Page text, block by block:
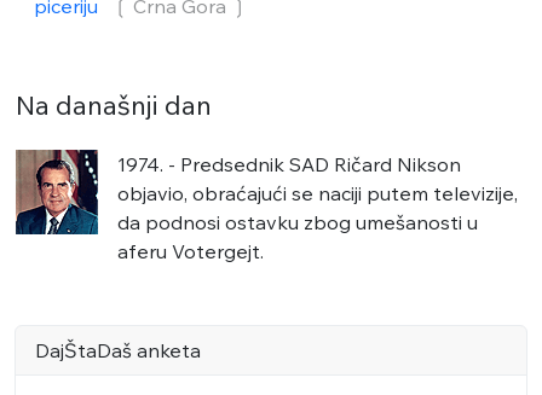
piceriju
❲ Crna Gora ❳
Na današnji dan
1974. - Predsednik SAD Ričard Nikson
objavio, obraćajući se naciji putem televizije,
da podnosi ostavku zbog umešanosti u
aferu Votergejt.
DajŠtaDaš anketa